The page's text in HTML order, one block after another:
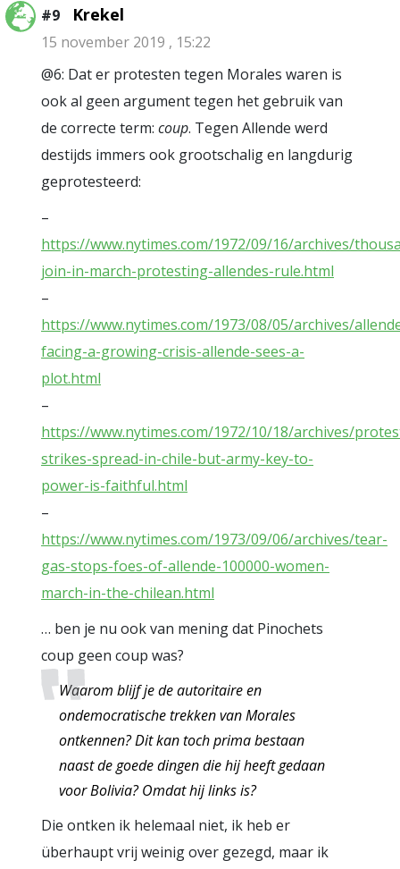
#9 Krekel
15 november 2019 , 15:22
@6: Dat er protesten tegen Morales waren is
ook al geen argument tegen het gebruik van
de correcte term: coup. Tegen Allende werd
destijds immers ook grootschalig en langdurig
geprotesteerd:
–
https://www.nytimes.com/1972/09/16/archives/
join-in-march-protesting-allendes-rule.html
–
https://www.nytimes.com/1973/08/05/archives/
facing-a-growing-crisis-allende-sees-a-
plot.html
–
https://www.nytimes.com/1972/10/18/archives/
strikes-spread-in-chile-but-army-key-to-
power-is-faithful.html
–
https://www.nytimes.com/1973/09/06/archives/tear-
gas-stops-foes-of-allende-100000-women-
march-in-the-chilean.html
… ben je nu ook van mening dat Pinochets
coup geen coup was?
Waarom blijf je de autoritaire en
ondemocratische trekken van Morales
ontkennen? Dit kan toch prima bestaan
naast de goede dingen die hij heeft gedaan
voor Bolivia? Omdat hij links is?
Die ontken ik helemaal niet, ik heb er
überhaupt vrij weinig over gezegd, maar ik